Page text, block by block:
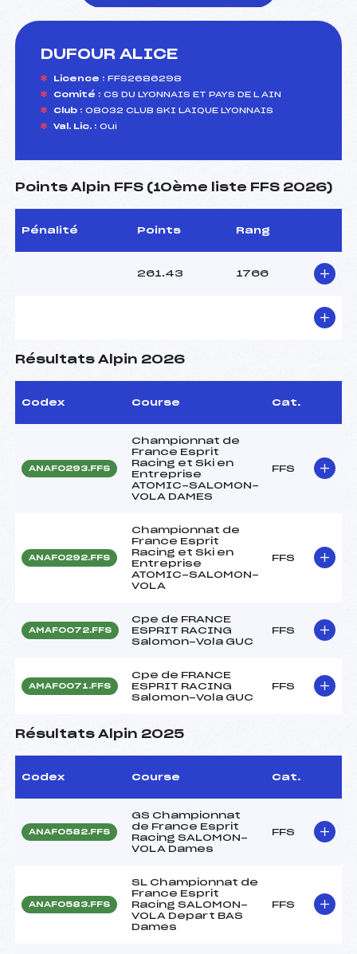
DUFOUR ALICE
Licence : FFS2686298
Comité : CS DU LYONNAIS ET PAYS DE L AIN
Club : 08032 CLUB SKI LAIQUE LYONNAIS
Val. Lic. : Oui
Points Alpin FFS (10ème liste FFS 2026)
Pénalité Points Rang
261.43 1766
Résultats Alpin 2026
Codex Course Cat.
ANAF0293.FFS
Championnat de
France Esprit
Racing et Ski en
Entreprise
ATOMIC-SALOMON-
VOLA DAMES
FFS
ANAF0292.FFS
Championnat de
France Esprit
Racing et Ski en
Entreprise
ATOMIC-SALOMON-
VOLA
FFS
AMAF0072.FFS
Cpe de FRANCE
ESPRIT RACING
Salomon-Vola GUC
FFS
AMAF0071.FFS
Cpe de FRANCE
ESPRIT RACING
Salomon-Vola GUC
FFS
Résultats Alpin 2025
Codex Course Cat.
ANAF0582.FFS
GS Championnat
de France Esprit
Racing SALOMON-
VOLA Dames
FFS
ANAF0583.FFS
SL Championnat de
France Esprit
Racing SALOMON-
VOLA Depart BAS
Dames
FFS